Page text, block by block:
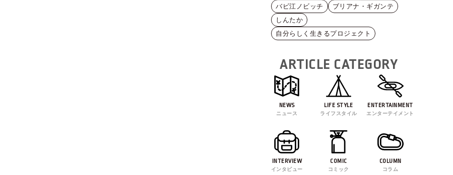
バビ江ノビッチ
ブリアナ・ギガンテ
しんたか
自分らしく生きるプロジェクト
ARTICLE CATEGORY
NEWS
ニュース
LIFE STYLE
ライフスタイル
ENTERTAINMENT
エンターテイメント
INTERVIEW
インタビュー
COMIC
コミック
COLUMN
コラム